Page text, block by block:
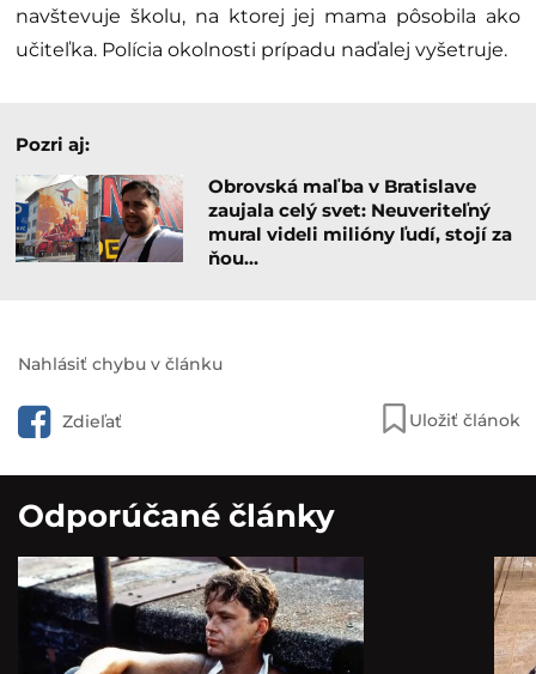
navštevuje školu, na ktorej jej mama pôsobila ako
učiteľka. Polícia okolnosti prípadu naďalej vyšetruje.
Pozri aj:
Obrovská maľba v Bratislave
zaujala celý svet: Neuveriteľný
mural videli milióny ľudí, stojí za
ňou…
Nahlásiť chybu v článku
Zdieľať Uložiť článok
Odporúčané články